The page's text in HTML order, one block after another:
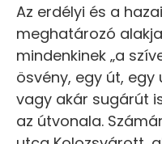
Az erdélyi és a
meghatározó
mindenkinek „a
ösvény, egy út,
vagy akár sugárút
az útvonala.